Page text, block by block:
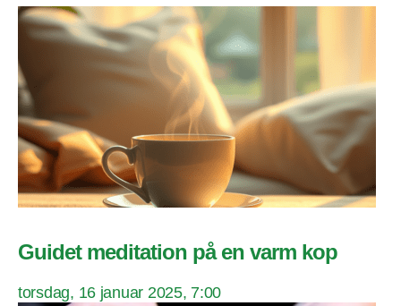
Guidet meditation på en varm kop
torsdag, 16 januar 2025, 7:00